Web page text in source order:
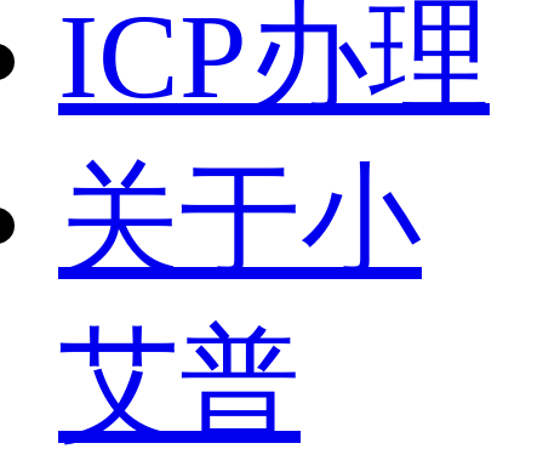
ICP办理
关于小
艾普